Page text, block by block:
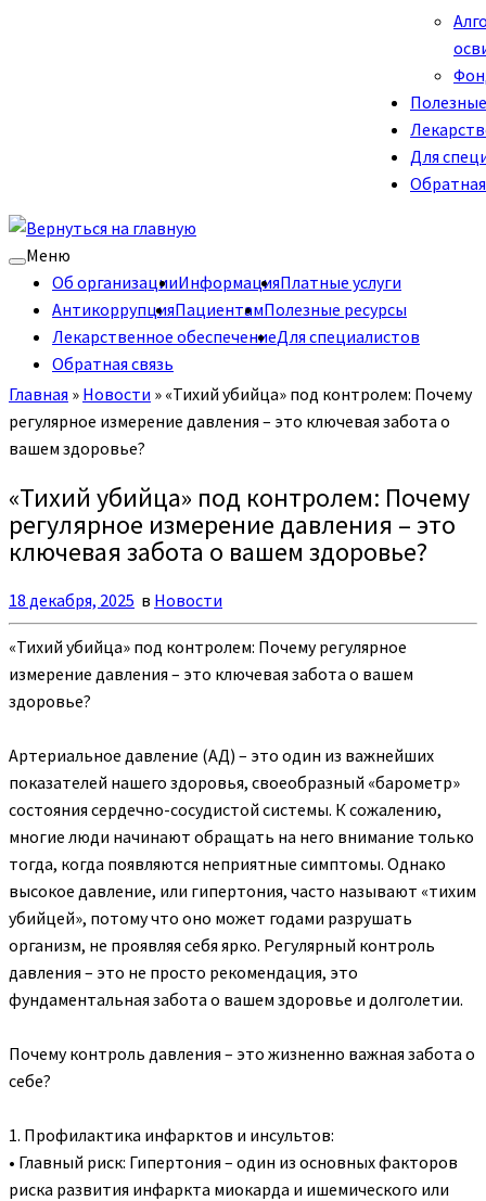
Для
Меню
Об организацииИнформацияПлатные услуги
АнтикоррупцияПациентамПолезные ресурсы
Лекарственное обеспечениеДля специалистов
Обратная связь
Главная » Новости » «Тихий убийца» под контролем: Почему
регулярное измерение давления – это ключевая забота о
вашем здоровье?
«Тихий убийца» под контролем: Почему
регулярное измерение давления – это
ключевая забота о вашем здоровье?
18 декабря, 2025 в Новости
«Тихий убийца» под контролем: Почему регулярное
измерение давления – это ключевая забота о вашем
здоровье?
Артериальное давление (АД) – это один из важнейших
показателей нашего здоровья, своеобразный «барометр»
состояния сердечно-сосудистой системы. К сожалению,
многие люди начинают обращать на него внимание только
тогда, когда появляются неприятные симптомы. Однако
высокое давление, или гипертония, часто называют «тихим
убийцей», потому что оно может годами разрушать
организм, не проявляя себя ярко. Регулярный контроль
давления – это не просто рекомендация, это
фундаментальная забота о вашем здоровье и долголетии.
Почему контроль давления – это жизненно важная забота о
себе?
1. Профилактика инфарктов и инсультов:
• Главный риск: Гипертония – один из основных факторов
риска развития инфаркта миокарда и ишемического или